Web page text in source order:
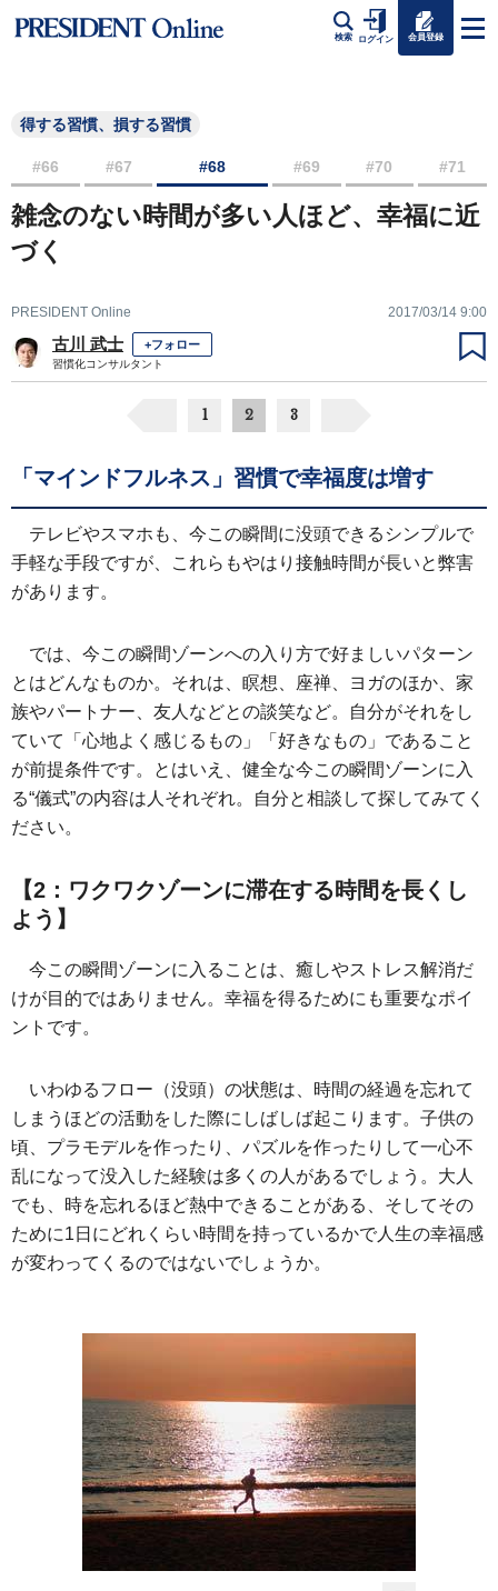
検索 ログイン 会員登録
得する習慣、損する習慣
#66 #67 #68 #69 #70 #71
雑念のない時間が多い人ほど、幸福に近
づく
PRESIDENT Online 2017/03/14 9:00
古川 武士 +フォロー
習慣化コンサルタント
1 2 3
「マインドフルネス」習慣で幸福度は増す
テレビやスマホも、今この瞬間に没頭できるシンプルで
手軽な手段ですが、これらもやはり接触時間が長いと弊害
があります。
では、今この瞬間ゾーンへの入り方で好ましいパターン
とはどんなものか。それは、瞑想、座禅、ヨガのほか、家
族やパートナー、友人などとの談笑など。自分がそれをし
ていて「心地よく感じるもの」「好きなもの」であること
が前提条件です。とはいえ、健全な今この瞬間ゾーンに入
る“儀式”の内容は人それぞれ。自分と相談して探してみてく
ださい。
【2：ワクワクゾーンに滞在する時間を長くし
よう】
今この瞬間ゾーンに入ることは、癒しやストレス解消だ
けが目的ではありません。幸福を得るためにも重要なポイ
ントです。
いわゆるフロー（没頭）の状態は、時間の経過を忘れて
しまうほどの活動をした際にしばしば起こります。子供の
頃、プラモデルを作ったり、パズルを作ったりして一心不
乱になって没入した経験は多くの人があるでしょう。大人
でも、時を忘れるほど熱中できることがある、そしてその
ために1日にどれくらい時間を持っているかで人生の幸福感
が変わってくるのではないでしょうか。